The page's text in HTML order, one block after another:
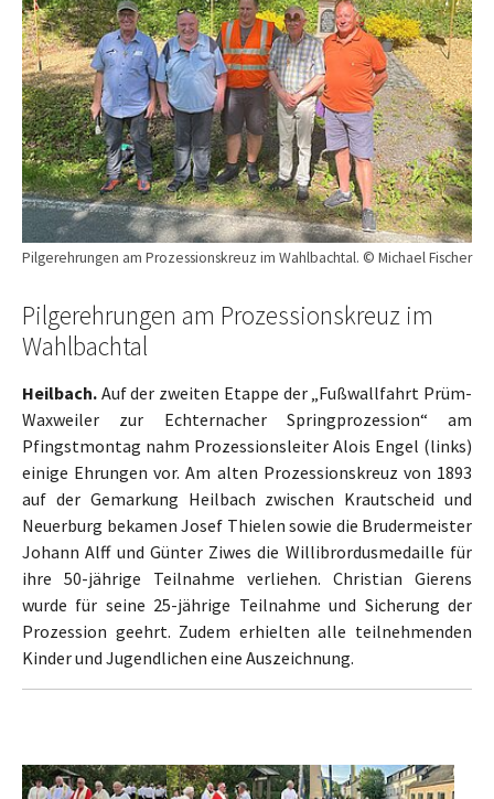
Pilgerehrungen am Prozessionskreuz im Wahlbachtal. © Michael Fischer
Pilgerehrungen am Prozessionskreuz im
Wahlbachtal
Heilbach. Auf der zweiten Etappe der „Fußwallfahrt Prüm-
Waxweiler zur Echternacher Springprozession“ am
Pfingstmontag nahm Prozessionsleiter Alois Engel (links)
einige Ehrungen vor. Am alten Prozessionskreuz von 1893
auf der Gemarkung Heilbach zwischen Krautscheid und
Neuerburg bekamen Josef Thielen sowie die Brudermeister
Johann Alff und Günter Ziwes die Willibrordusmedaille für
ihre 50-jährige Teilnahme verliehen. Christian Gierens
wurde für seine 25-jährige Teilnahme und Sicherung der
Prozession geehrt. Zudem erhielten alle teilnehmenden
Kinder und Jugendlichen eine Auszeichnung.
Show larger versionShow larger versionShow larger version